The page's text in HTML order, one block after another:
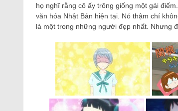
họ nghĩ rằng cô ấy trông giống một gái
văn hóa Nhật Bản hiện tại. Nó thậm chí
là một trong những người đẹp nhất. Nhưng